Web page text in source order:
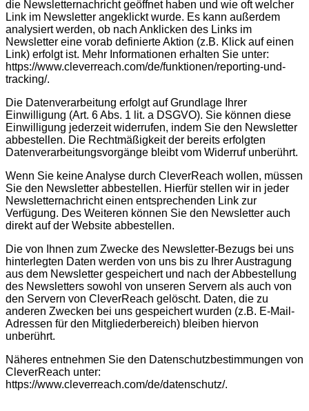
die Newsletternachricht geöffnet haben und wie oft welcher
Link im Newsletter angeklickt wurde. Es kann außerdem
analysiert werden, ob nach Anklicken des Links im
Newsletter eine vorab definierte Aktion (z.B. Klick auf einen
Link) erfolgt ist. Mehr Informationen erhalten Sie unter:
https://www.cleverreach.com/de/funktionen/reporting-und-
tracking/.
Die Datenverarbeitung erfolgt auf Grundlage Ihrer
Einwilligung (Art. 6 Abs. 1 lit. a DSGVO). Sie können diese
Einwilligung jederzeit widerrufen, indem Sie den Newsletter
abbestellen. Die Rechtmäßigkeit der bereits erfolgten
Datenverarbeitungsvorgänge bleibt vom Widerruf unberührt.
Wenn Sie keine Analyse durch CleverReach wollen, müssen
Sie den Newsletter abbestellen. Hierfür stellen wir in jeder
Newsletternachricht einen entsprechenden Link zur
Verfügung. Des Weiteren können Sie den Newsletter auch
direkt auf der Website abbestellen.
Die von Ihnen zum Zwecke des Newsletter-Bezugs bei uns
hinterlegten Daten werden von uns bis zu Ihrer Austragung
aus dem Newsletter gespeichert und nach der Abbestellung
des Newsletters sowohl von unseren Servern als auch von
den Servern von CleverReach gelöscht. Daten, die zu
anderen Zwecken bei uns gespeichert wurden (z.B. E-Mail-
Adressen für den Mitgliederbereich) bleiben hiervon
unberührt.
Näheres entnehmen Sie den Datenschutzbestimmungen von
CleverReach unter:
https://www.cleverreach.com/de/datenschutz/.